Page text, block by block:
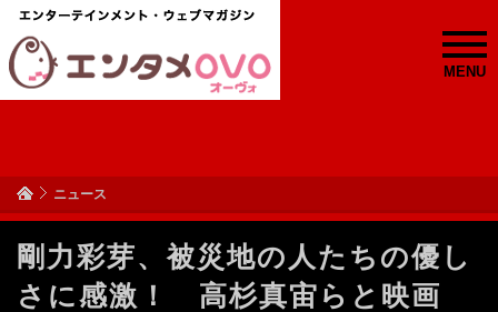
MENU
ニュース
剛力彩芽、被災地の人たちの優し
さに感激！ 高杉真宙らと映画